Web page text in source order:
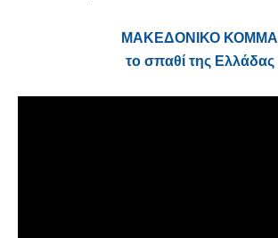
ΜΑΚΕΔΟΝΙΚΟ ΚΟΜΜΑ
το σπαθί της Ελλάδας